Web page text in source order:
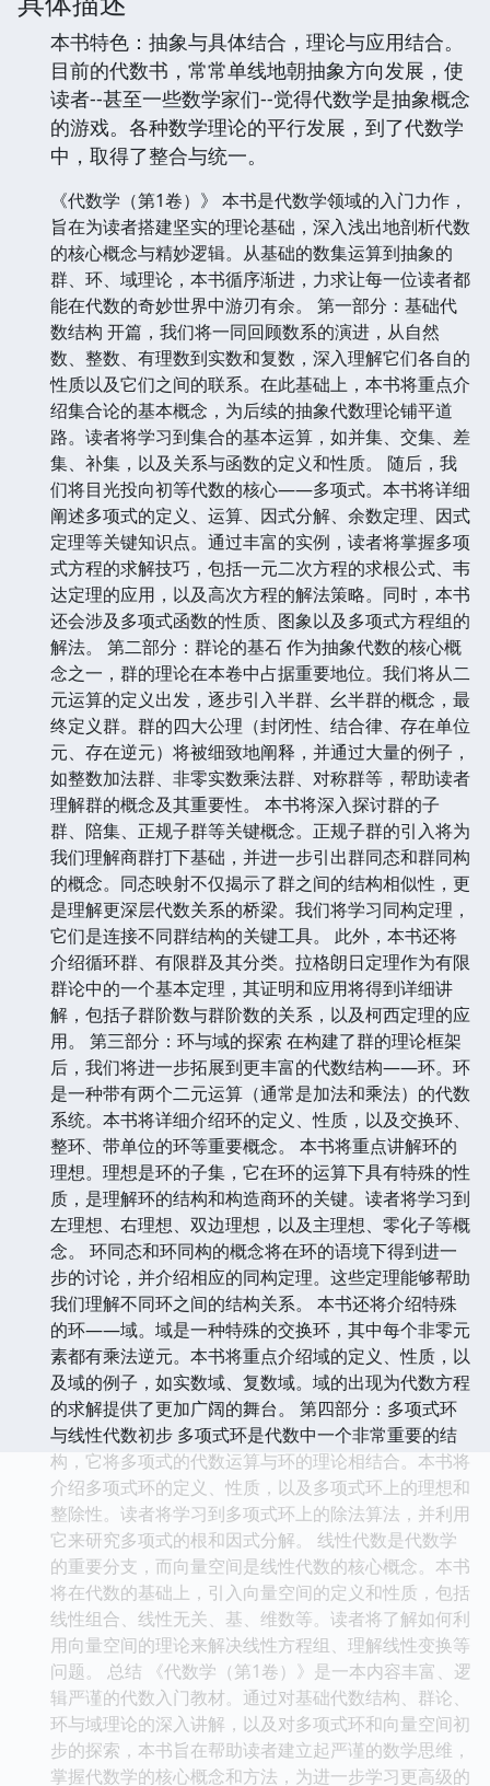
本书特色：抽象与具体结合，理论与应用结合。
目前的代数书，常常单线地朝抽象方向发展，使
读者--甚至一些数学家们--觉得代数学是抽象概念
的游戏。各种数学理论的平行发展，到了代数学
中，取得了整合与统一。
《代数学（第1卷）》 本书是代数学领域的入门力作，
旨在为读者搭建坚实的理论基础，深入浅出地剖析代数
的核心概念与精妙逻辑。从基础的数集运算到抽象的
群、环、域理论，本书循序渐进，力求让每一位读者都
能在代数的奇妙世界中游刃有余。 第一部分：基础代
数结构 开篇，我们将一同回顾数系的演进，从自然
数、整数、有理数到实数和复数，深入理解它们各自的
性质以及它们之间的联系。在此基础上，本书将重点介
绍集合论的基本概念，为后续的抽象代数理论铺平道
路。读者将学习到集合的基本运算，如并集、交集、差
集、补集，以及关系与函数的定义和性质。 随后，我
们将目光投向初等代数的核心——多项式。本书将详细
阐述多项式的定义、运算、因式分解、余数定理、因式
定理等关键知识点。通过丰富的实例，读者将掌握多项
式方程的求解技巧，包括一元二次方程的求根公式、韦
达定理的应用，以及高次方程的解法策略。同时，本书
还会涉及多项式函数的性质、图象以及多项式方程组的
解法。 第二部分：群论的基石 作为抽象代数的核心概
念之一，群的理论在本卷中占据重要地位。我们将从二
元运算的定义出发，逐步引入半群、幺半群的概念，最
终定义群。群的四大公理（封闭性、结合律、存在单位
元、存在逆元）将被细致地阐释，并通过大量的例子，
如整数加法群、非零实数乘法群、对称群等，帮助读者
理解群的概念及其重要性。 本书将深入探讨群的子
群、陪集、正规子群等关键概念。正规子群的引入将为
我们理解商群打下基础，并进一步引出群同态和群同构
的概念。同态映射不仅揭示了群之间的结构相似性，更
是理解更深层代数关系的桥梁。我们将学习同构定理，
它们是连接不同群结构的关键工具。 此外，本书还将
介绍循环群、有限群及其分类。拉格朗日定理作为有限
群论中的一个基本定理，其证明和应用将得到详细讲
解，包括子群阶数与群阶数的关系，以及柯西定理的应
用。 第三部分：环与域的探索 在构建了群的理论框架
后，我们将进一步拓展到更丰富的代数结构——环。环
是一种带有两个二元运算（通常是加法和乘法）的代数
系统。本书将详细介绍环的定义、性质，以及交换环、
整环、带单位的环等重要概念。 本书将重点讲解环的
理想。理想是环的子集，它在环的运算下具有特殊的性
质，是理解环的结构和构造商环的关键。读者将学习到
左理想、右理想、双边理想，以及主理想、零化子等概
念。 环同态和环同构的概念将在环的语境下得到进一
步的讨论，并介绍相应的同构定理。这些定理能够帮助
我们理解不同环之间的结构关系。 本书还将介绍特殊
的环——域。域是一种特殊的交换环，其中每个非零元
素都有乘法逆元。本书将重点介绍域的定义、性质，以
及域的例子，如实数域、复数域。域的出现为代数方程
的求解提供了更加广阔的舞台。 第四部分：多项式环
与线性代数初步 多项式环是代数中一个非常重要的结
构，它将多项式的代数运算与环的理论相结合。本书将
介绍多项式环的定义、性质，以及多项式环上的理想和
整除性。读者将学习到多项式环上的除法算法，并利用
它来研究多项式的根和因式分解。 线性代数是代数学
的重要分支，而向量空间是线性代数的核心概念。本书
将在代数的基础上，引入向量空间的定义和性质，包括
线性组合、线性无关、基、维数等。读者将了解如何利
用向量空间的理论来解决线性方程组、理解线性变换等
问题。 总结 《代数学（第1卷）》是一本内容丰富、逻
辑严谨的代数入门教材。通过对基础代数结构、群论、
环与域理论的深入讲解，以及对多项式环和向量空间初
步的探索，本书旨在帮助读者建立起严谨的数学思维，
掌握代数学的核心概念和方法，为进一步学习更高级的